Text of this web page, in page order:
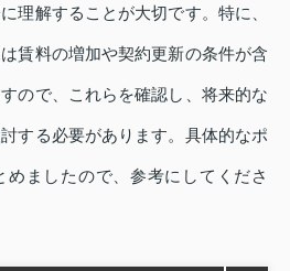
理解することが大切です。特に、
賃料の増加や契約更新の条件が含
ので、これらを確認し、将来的な
する必要があります。具体的なポ
めましたので、参考にしてくださ